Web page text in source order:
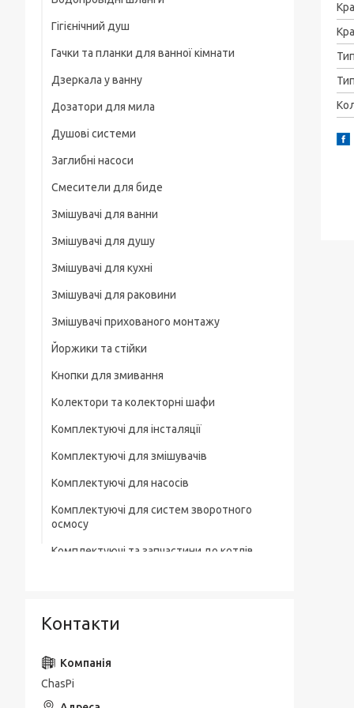
Тип
Для смартфонів
На груди / плече / пояс
Штативні головки
Магнітні тримачі
Для велосипеда, мотоцикла
Гігієнічний душ
Гачки та планки для ванної кімнати
Дзеркала у ванну
Дозатори для мила
Душові системи
Заглибні насоси
Смесители для биде
Змішувачі для ванни
Змішувачі для душу
Змішувачі для кухні
Змішувачі для раковини
Змішувачі прихованого монтажу
Йоржики та стійки
Кнопки для змивання
Колектори та колекторні шафи
Комплектуючі для інсталяції
Комплектуючі для змішувачів
Комплектуючі для насосів
Комплектуючі для систем зворотного
осмосу
Комплектуючі та запчастини до котлів
Лотки для зливної каналізації
Мильниці
Монтажні елементи
Контакти
ChasPi